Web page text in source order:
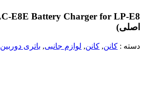
اصلی)
دسته : کانن, کانن, لوازم جانبی, باتری دوربین